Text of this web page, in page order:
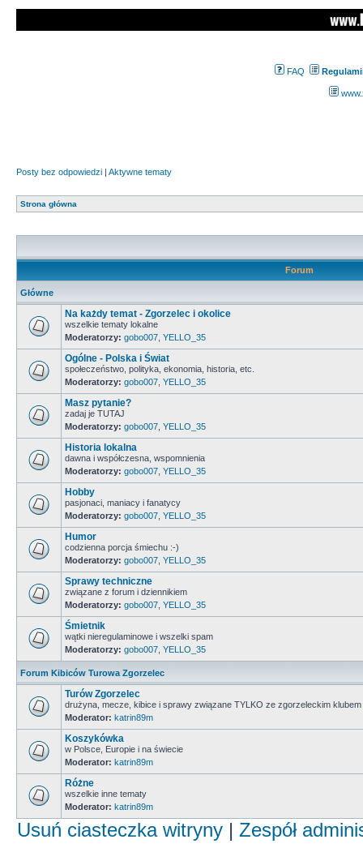
FAQ
Posty bez odpowiedzi | Aktywne tematy
Strona główna
Forum
Główne
Na każdy temat - Zgorzelec i okolice
wszelkie tematy lokalne
Moderatorzy: gobo007 YELLO_35
Ogólne - Polska i Świat
społeczeństwo, polityka, ekonomia, historia, etc.
Moderatorzy: gobo007 YELLO_35
Masz pytanie?
zadaj je TUTAJ
Moderatorzy: gobo007 YELLO_35
Historia lokalna
dawna i współczesna, wspomnienia
Moderatorzy: gobo007 YELLO_35
Hobby
pasjonaci, maniacy i fanatycy
Moderatorzy: gobo007 YELLO_35
Humor
codzienna porcja śmiechu :-)
Moderatorzy: gobo007 YELLO_35
Sprawy techniczne
związane z forum i dziennikiem
Moderatorzy: gobo007 YELLO_35
Śmietnik
wątki nieregulaminowe i wszelki spam
Moderatorzy: gobo007 YELLO_35
Forum Kibiców Turowa Zgorzelec
Turów Zgorzelec
drużyna, mecze, kibice i sprawy związane TYLKO ze zgorzeleckim klubem
Moderator: katrin89m
Koszykówka
w Polsce, Europie i na świecie
Moderator: katrin89m
Różne
wszelkie inne tematy
Moderator: katrin89m
Usuń ciasteczka witryny | Zespół